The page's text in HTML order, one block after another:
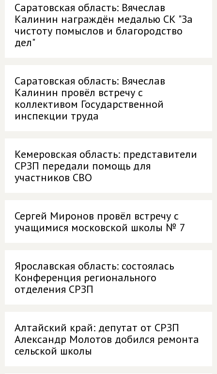
Саратовская область: Вячеслав
Калинин награждён медалью СК "За
чистоту помыслов и благородство
дел"
Саратовская область: Вячеслав
Калинин провёл встречу с
коллективом Государственной
инспекции труда
Кемеровская область: представители
СРЗП передали помощь для
участников СВО
Сергей Миронов провёл встречу с
учащимися московской школы № 7
Ярославская область: состоялась
Конференция регионального
отделения СРЗП
Алтайский край: депутат от СРЗП
Александр Молотов добился ремонта
сельской школы